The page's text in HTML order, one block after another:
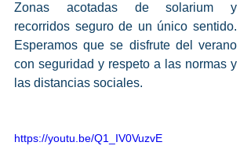
Zonas acotadas de solarium y
recorridos seguro de un único sentido.
Esperamos que se disfrute del verano
con seguridad y respeto a las normas y
las distancias sociales.
https://youtu.be/Q1_IV0VuzvE